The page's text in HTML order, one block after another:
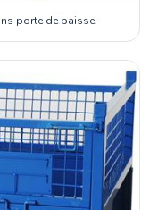
porte de baisse.